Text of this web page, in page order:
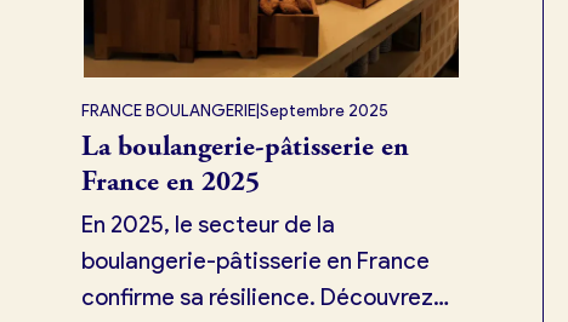
FRANCE BOULANGERIE|Septembre 2025
La boulangerie-pâtisserie en
France en 2025
En 2025, le secteur de la
boulangerie-pâtisserie en France
confirme sa résilience. Découvrez